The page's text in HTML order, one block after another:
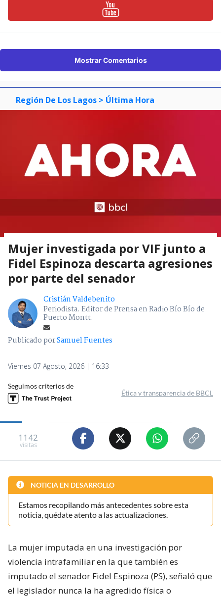
Mostrar Comentarios
Región De Los Lagos > Última Hora
Mujer investigada por VIF junto a
Fidel Espinoza descarta agresiones
por parte del senador
Cristián Valdebenito
Periodista. Editor de Prensa en Radio Bío Bío de
Puerto Montt.
Publicado porSamuel Fuentes
Viernes 07 Agosto, 2026 | 16:33
Seguimos criterios de
Ética y transparencia de BBCL
1142
visitas
NOTICIA EN DESARROLLO
Estamos recopilando más antecedentes sobre esta
noticia, quédate atento a las actualizaciones.
La mujer imputada en una investigación por
violencia intrafamiliar en la que también es
imputado el senador Fidel Espinoza (PS), señaló que
el legislador nunca la ha agredido física o